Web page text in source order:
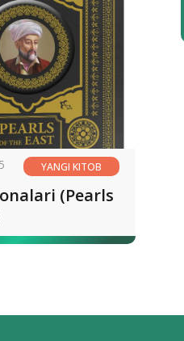
YANGI KITOB
(Pearls